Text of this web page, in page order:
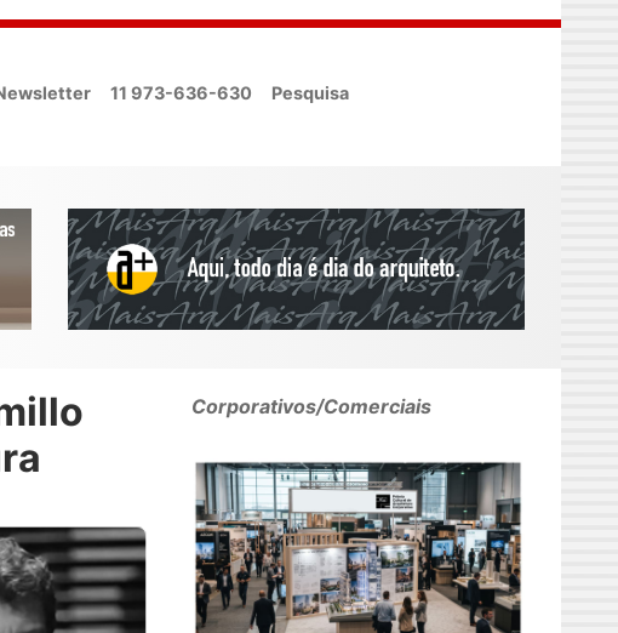
11 973-636-630 Pesquisa
Corporativos/Comerciais